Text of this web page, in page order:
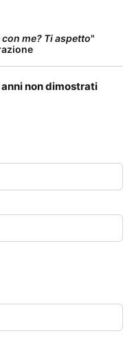
me? Ti aspetto"
non dimostrati